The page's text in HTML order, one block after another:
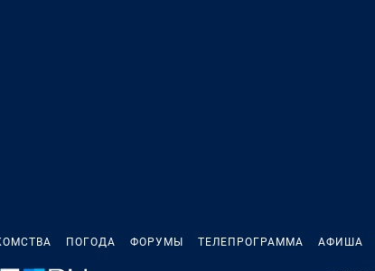
ПОГОДА ФОРУМЫ ТЕЛЕПРОГРАММА АФИША